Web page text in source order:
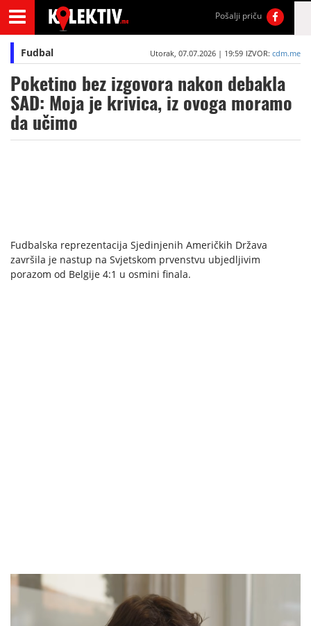
Pošalji priču
Fudbal Utorak, 07.07.2026 | 19:59 IZVOR: cdm.me
Poketino bez izgovora nakon debakla
SAD: Moja je krivica, iz ovoga moramo
da učimo
Fudbalska reprezentacija Sjedinjenih Američkih Država
završila je nastup na Svjetskom prvenstvu ubjedljivim
porazom od Belgije 4:1 u osmini finala.